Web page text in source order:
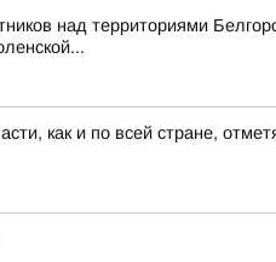
над территориями
как и по всей стране,